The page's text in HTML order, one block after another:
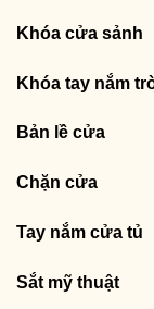
Khóa cửa sảnh
Khóa tay nắm
Bản lề cửa
Chặn cửa
Tay nắm cửa tủ
Sắt mỹ thuật